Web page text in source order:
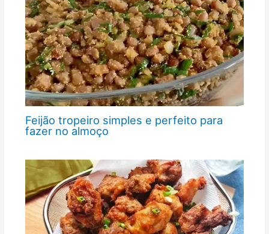
Feijão tropeiro simples e perfeito para
fazer no almoço